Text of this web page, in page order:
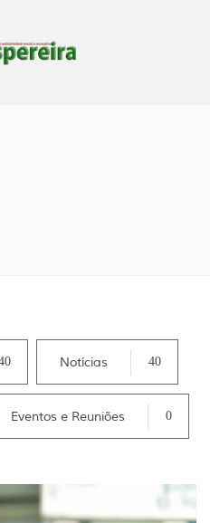
Notícias 40
Eventos e Reuniões 0